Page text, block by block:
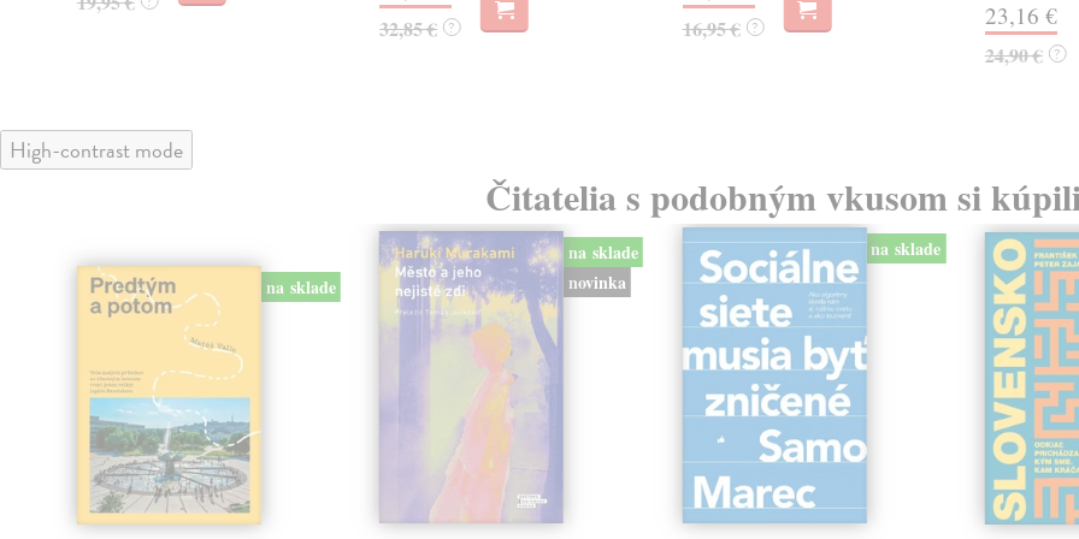
32,85 € ? 16,95 € ? 23,16 €
24,90 € ?
High-contrast mode
Čitatelia s podobným vkusom si
na sklade
na sklade
novinka
na sklade